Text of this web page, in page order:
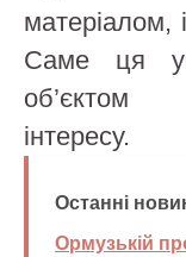
матеріалом,
Саме ця
об’єктом
інтересу.
Останні
Ормузькій